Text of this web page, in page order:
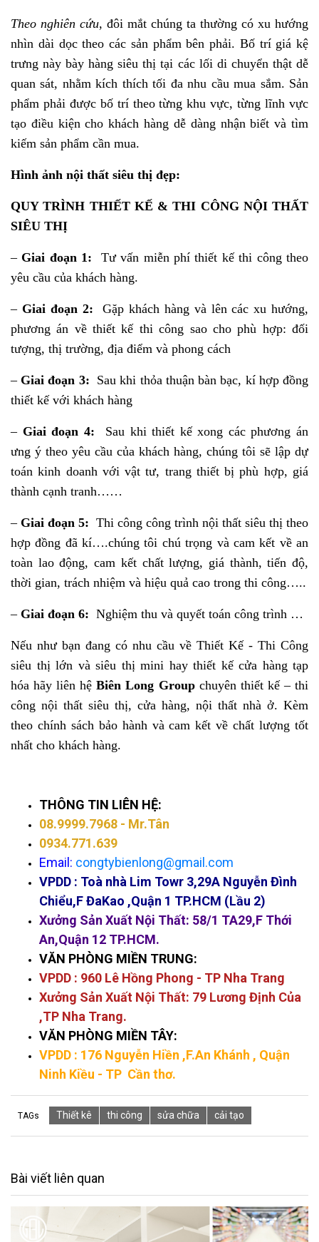
Theo nghiên cứu, đôi mắt chúng ta thường có xu hướng
nhìn dài dọc theo các sản phẩm bên phải. Bố trí giá kệ
trưng này bày hàng siêu thị tại các lối di chuyển thật dễ
quan sát, nhằm kích thích tối đa nhu cầu mua sắm. Sản
phẩm phải được bố trí theo từng khu vực, từng lĩnh vực
tạo điều kiện cho khách hàng dễ dàng nhận biết và tìm
kiếm sản phẩm cần mua.
Hình ảnh nội thất siêu thị đẹp:
QUY TRÌNH THIẾT KẾ & THI CÔNG NỘI THẤT
SIÊU THỊ
– Giai đoạn 1:
Tư vấn miễn phí thiết kế thi công theo
yêu cầu của khách hàng.
– Giai đoạn 2:
Gặp khách hàng và lên các xu hướng,
phương án về thiết kế thi công sao cho phù hợp: đối
tượng, thị trường, địa điểm và phong cách
– Giai đoạn 3: Sau khi thỏa thuận bàn bạc, kí hợp đồng
thiết kế với khách hàng
– Giai đoạn 4: Sau khi thiết kế xong các phương án
ưng ý theo yêu cầu của khách hàng, chúng tôi sẽ lập dự
toán kinh doanh với vật tư, trang thiết bị phù hợp, giá
thành cạnh tranh……
– Giai đoạn 5: Thi công công trình nội thất siêu thị theo
hợp đồng đã kí….chúng tôi chú trọng và cam kết về an
toàn lao động, cam kết chất lượng, giá thành, tiến độ,
thời gian, trách nhiệm và hiệu quả cao trong thi công…..
– Giai đoạn 6: Nghiệm thu và quyết toán công trình …
Nếu như bạn đang có nhu cầu về Thiết Kế - Thi Công
siêu thị lớn và siêu thị mini hay thiết kế cửa hàng tạp
hóa hãy liên hệBiên Long Groupchuyên thiết kế – thi
công nội thất siêu thị, cửa hàng, nội thất nhà ở. Kèm
theo chính sách bảo hành và cam kết về chất lượng tốt
nhất cho khách hàng.
THÔNG TIN LIÊN HỆ:
08.9999.7968 - Mr.Tân
0934.771.639
Email: congtybienlong@gmail.com
VPDD : Toà nhà Lim Towr 3,29A Nguyễn Đình
Chiểu,F ĐaKao ,Quận 1 TP.HCM (Lầu 2)
Xưởng Sản Xuất Nội Thất: 58/1 TA29,F Thới
An,Quận 12 TP.HCM.
VĂN PHÒNG MIỀN TRUNG:
VPDD : 960 Lê Hồng Phong - TP Nha Trang
Xưởng Sản Xuất Nội Thất: 79 Lương Định Của
,TP Nha Trang.
VĂN PHÒNG MIỀN TÂY:
VPDD : 176 Nguyễn Hiền ,F.An Khánh , Quận
Ninh Kiều - TP Cần thơ.
TAGs Thiết kê thi công sửa chữa cải tạo
Bài viết liên quan